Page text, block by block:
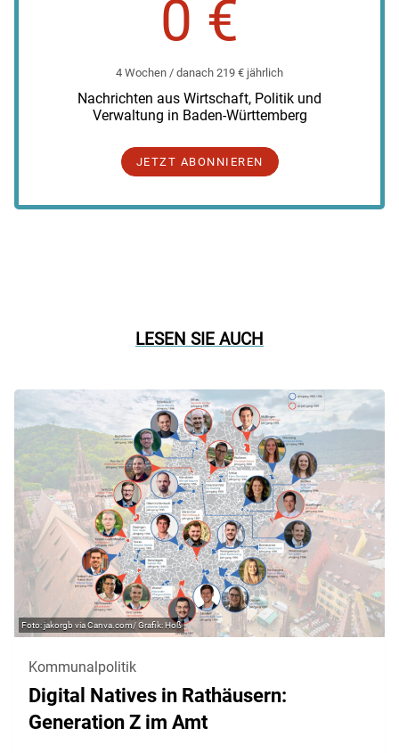
0 €
4 Wochen / danach 219 € jährlich
Nachrichten aus Wirtschaft, Politik und
Verwaltung in Baden-Württemberg
JETZT ABONNIEREN
LESEN SIE AUCH
jakorgb via Canva.com/ Grafik: Hoß
Kommunalpolitik
Digital Natives in Rathäusern:
Generation Z im Amt